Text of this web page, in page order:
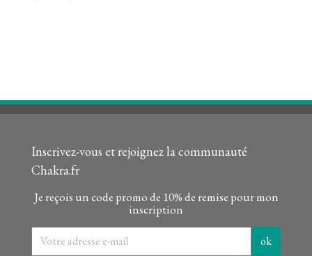
Inscrivez-vous et rejoignez la communauté
Chakra.fr
Je reçois un code promo de 10% de remise pour mon
inscription